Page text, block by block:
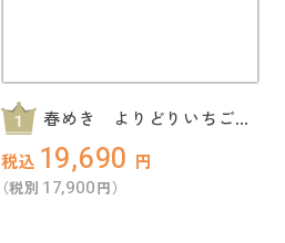
春めき よりどりいちごの
抽選会30人用
税込 19,690 円
（税別 17,900円）